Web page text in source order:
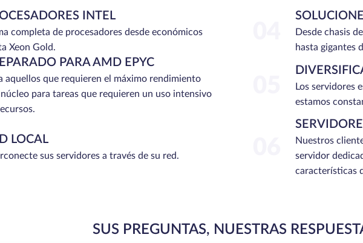
INTEL
completa de procesadores desde económicos
Xeon Gold.
Desde chasis
hasta gigantes
PARA AMD EPYC
aquellos que requieren el máximo rendimiento
para tareas que requieren un uso intensivo
Los servidores
estamos
LOCAL
sus servidores a través de su red.
Nuestros
servidor
características
SUS PREGUNTAS, NUESTRAS